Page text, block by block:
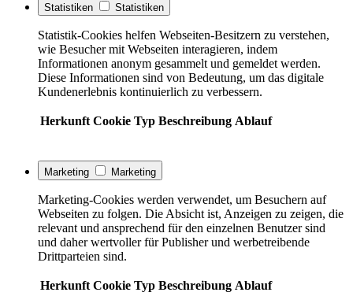
Statistiken Statistiken
Statistik-Cookies helfen Webseiten-Besitzern zu verstehen,
wie Besucher mit Webseiten interagieren, indem
Informationen anonym gesammelt und gemeldet werden.
Diese Informationen sind von Bedeutung, um das digitale
Kundenerlebnis kontinuierlich zu verbessern.
Herkunft Cookie Typ Beschreibung Ablauf
Marketing Marketing
Marketing-Cookies werden verwendet, um Besuchern auf
Webseiten zu folgen. Die Absicht ist, Anzeigen zu zeigen, die
relevant und ansprechend für den einzelnen Benutzer sind
und daher wertvoller für Publisher und werbetreibende
Drittparteien sind.
Herkunft Cookie Typ Beschreibung Ablauf